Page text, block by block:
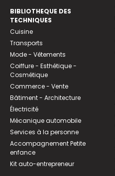
BIBLIOTHEQUE DES
TECHNIQUES
Cuisine
Transports
Mode - Vêtements
Coiffure - Esthétique -
Cosmétique
Commerce - Vente
Bâtiment - Architecture
Électricité
Mécanique automobile
Services à la personne
Accompagnement Petite
enfance
Kit auto-entrepreneur